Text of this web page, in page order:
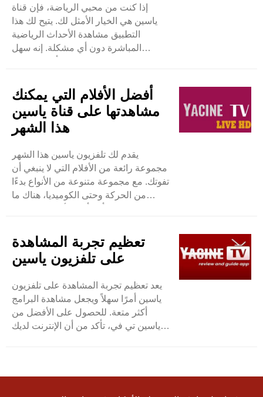
إذا كنت من محبي الرياضة، فإن قناة
ياسين هي الخيار الأمثل لك. يتيح لك هذا
التطبيق مشاهدة الأحداث الرياضية
المباشرة دون أي مشكلة. إنه سهل
المباشرة على قناة ياسين، أولاً، يجب أن
أفضل الأفلام التي يمكنك
مشاهدتها على قناة ياسين
هذا الشهر
يقدم لك تلفزيون ياسين هذا الشهر
مجموعة رائعة من الأفلام التي لا ينبغي أن
تفوتك. مع مجموعة متنوعة من الأنواع بدءًا
من الحركة وحتى الكوميديا، هناك ما
الجميع. إنها مليئة باللحظات المثيرة التي
تبقيك على ..
تعظيم تجربة المشاهدة
على تلفزيون ياسين
يعد تعظيم تجربة المشاهدة على تلفزيون
ياسين أمرًا سهلاً ويجعل مشاهدة البرامج
أكثر متعة. للحصول على الأفضل من
ياسين تي في، تأكد من أن الإنترنت لديك
في لديه العديد من الأفلام ..